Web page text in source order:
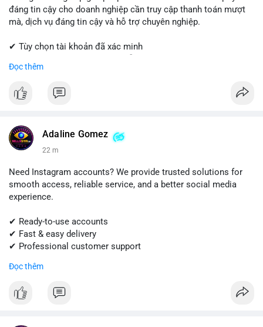
đáng tin cậy cho doanh nghiệp cần truy cập thanh toán mượt
mà, dịch vụ đáng tin cậy và hỗ trợ chuyên nghiệp.
✔ Tùy chọn tài khoản đã xác minh
✔ Hỗ trợ khách hàng đáng tin cậy
Liên hệ ngay:
#shopify #shopifypayment #ecommerce
Đọc thêm
Adaline Gomez
22 m
Need Instagram accounts? We provide trusted solutions for
smooth access, reliable service, and a better social media
experience.
✔ Ready-to-use accounts
✔ Fast & easy delivery
✔ Professional customer support
Get started today! Contact us for more details.
📱 WhatsApp: +1 (681) 549-2683
Đọc thêm